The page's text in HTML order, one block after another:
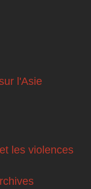
l'Asie
les violences